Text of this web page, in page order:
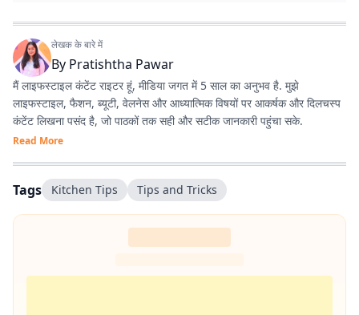
लेखक के बारे में
By Pratishtha Pawar
मैं लाइफस्टाइल कंटेंट राइटर हूं, मीडिया जगत में 5 साल का अनुभव है. मुझे
लाइफस्टाइल, फैशन, ब्यूटी, वेलनेस और आध्यात्मिक विषयों पर आकर्षक और दिलचस्प
कंटेंट लिखना पसंद है, जो पाठकों तक सही और सटीक जानकारी पहुंचा सके.
Read More
Tags Kitchen Tips Tips and Tricks